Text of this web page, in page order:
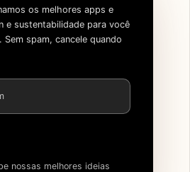
os melhores apps e
e sustentabilidade para você
spam, cancele quando
nossas melhores ideias